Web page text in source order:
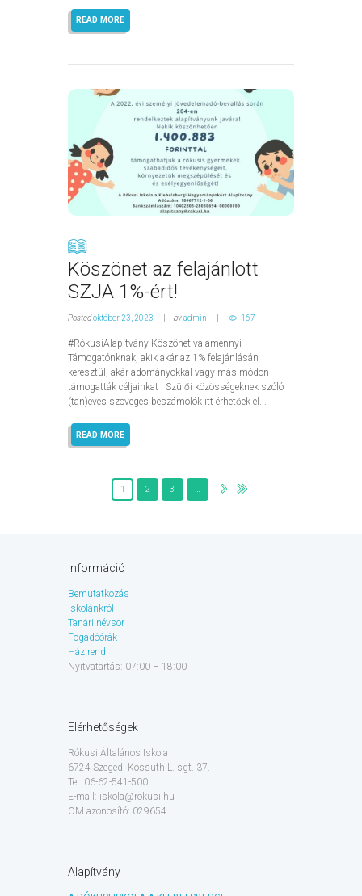
READ MORE
Köszönet az felajánlott
SZJA 1%-ért!
Postedoktóber 23, 2023 byadmin 167
#RókusiAlapítvány Köszönet valamennyi
Támogatónknak, akik akár az 1% felajánlásán
keresztül, akár adományokkal vagy más módon
támogatták céljainkat ! Szülői közösségeknek szóló
(tan)éves szöveges beszámolók itt érhetőek el...
READ MORE
1 2 3 …
Információ
Bemutatkozás
Iskolánkról
Tanári névsor
Fogadóórák
Házirend
Nyitvatartás: 07:00 – 18:00
Elérhetőségek
Rókusi Általános Iskola
6724 Szeged, Kossuth L. sgt. 37.
Tel: 06-62-541-500
E-mail: iskola@rokusi.hu
OM azonosító: 029654
Alapítvány